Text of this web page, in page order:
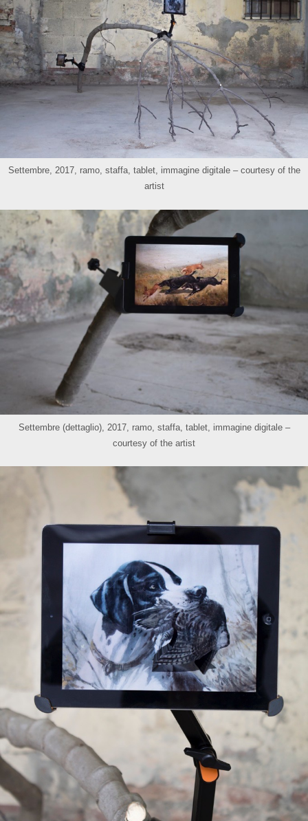
Settembre, 2017, ramo, staffa, tablet, immagine digitale – courtesy of the
artist
Settembre (dettaglio), 2017, ramo, staffa, tablet, immagine digitale –
courtesy of the artist